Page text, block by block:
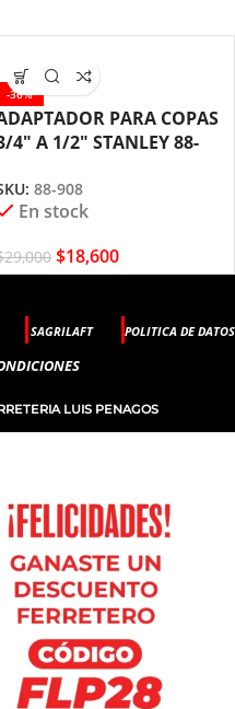
-36%
PARA COPAS
4″ A 1/2″ STANLEY 88-
88-908
En stock
29,000 $18,600
SAGRILAFT POLITICA DE DATOS
LUIS PENAGOS